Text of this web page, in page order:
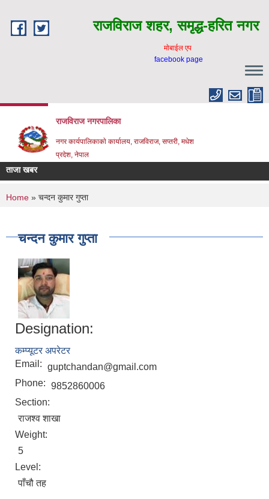
राजविराज शहर, समृद्ध-हरित नगर
माेबाईल एप
facebook page
राजविराज नगरपालिका
नगर कार्यपालिकाकाे कार्यालय, राजविराज, सप्तरी, मधेश
प्रदेश, नेपाल
ताजा खबर
You are here
Home » चन्दन कुमार गुप्ता
चन्दन कुमार गुप्ता
Designation:
कम्प्यूटर अपरेटर
Email: guptchandan@gmail.com
Phone: 9852860006
Section:
राजश्व शाखा
Weight:
5
Level:
पाँचौ तह